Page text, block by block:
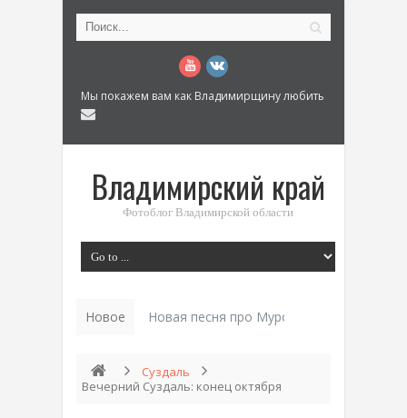
Мы покажем вам как Владимирщину любить
Владимирский край
Фотоблог Владимирской области
Новое Новая песня про Муром: «Былинный
Суздаль
Вечерний Суздаль: конец октября